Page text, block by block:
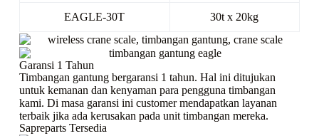
EAGLE-30T 30t x 20kg
Garansi 1 Tahun
Timbangan gantung bergaransi 1 tahun. Hal ini ditujukan
untuk kemanan dan kenyaman para pengguna timbangan
kami. Di masa garansi ini customer mendapatkan layanan
terbaik jika ada kerusakan pada unit timbangan mereka.
SaprepartsTersedia